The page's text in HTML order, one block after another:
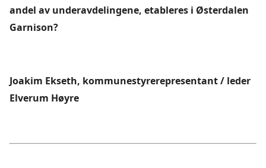
andel av underavdelingene, etableres i Østerdalen
Garnison?
Joakim Ekseth, kommunestyrerepresentant / leder
Elverum Høyre